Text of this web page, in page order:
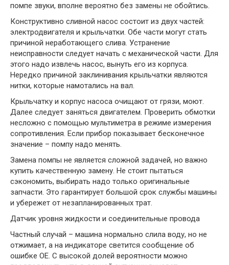
помпе звуки, вполне вероятно без замены не обойтись.
Конструктивно сливной насос состоит из двух частей:
электродвигателя и крыльчатки. Обе части могут стать
причиной неработающего слива. Устранение
неисправности следует начать с механической части. Для
этого надо извлечь насос, вынуть его из корпуса.
Нередко причиной заклинивания крыльчатки являются
нитки, которые намотались на вал.
Крыльчатку и корпус насоса очищают от грязи, моют.
Далее следует заняться двигателем. Проверить обмотки
несложно с помощью мультиметра в режиме измерения
сопротивления. Если прибор показывает бесконечное
значение – помпу надо менять.
Замена помпы не является сложной задачей, но важно
купить качественную замену. Не стоит пытаться
сэкономить, выбирать надо только оригинальные
запчасти. Это гарантирует большой срок службы машины
и убережет от незапланированных трат.
Датчик уровня жидкости и соединительные провода
Частный случай – машина нормально слила воду, но не
отжимает, а на индикаторе светится сообщение об
ошибке OE. С высокой долей вероятности можно